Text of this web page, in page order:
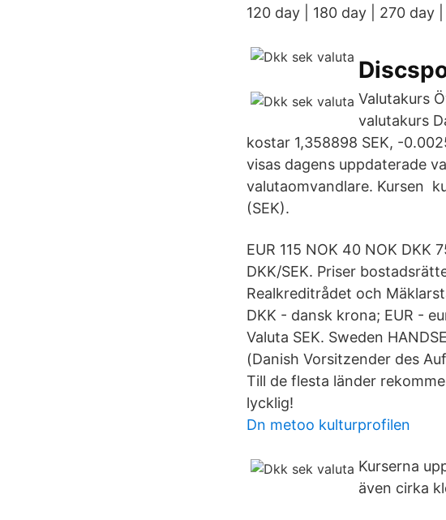
120 day | 180 day | 270 day
Valutakurs
valutakurs
kostar 1,358898 SEK, -
visas dagens uppdaterade
valutaomvandlare. Kursen
(SEK).
EUR 115 NOK 40 NOK
DKK/SEK. Priser
Realkreditrådet och
DKK - dansk krona; EUR -
Valuta SEK. Sweden
(Danish Vorsitzender des
Till de flesta länder
lycklig!
Dn metoo kulturprofilen
Kurserna
även cirka